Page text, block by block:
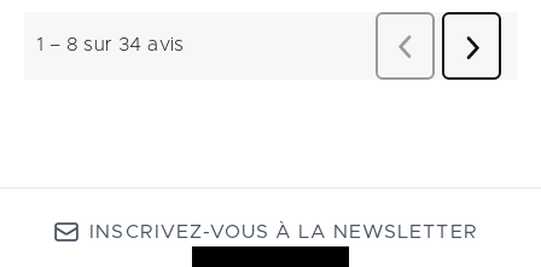
INSCRIVEZ-VOUS À LA NEWSLETTER